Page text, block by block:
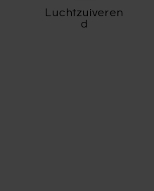
Luchtzuiveren
d